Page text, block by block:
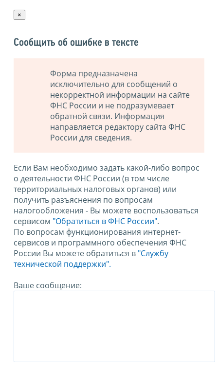
×
Сообщить об ошибке в тексте
Форма предназначена
исключительно для сообщений о
некорректной информации на сайте
ФНС России и не подразумевает
обратной связи. Информация
направляется редактору сайта ФНС
России для сведения.
Если Вам необходимо задать какой-либо вопрос
о деятельности ФНС России (в том числе
территориальных налоговых органов) или
получить разъяснения по вопросам
налогообложения - Вы можете воспользоваться
сервисом "Обратиться в ФНС России".
По вопросам функционирования интернет-
сервисов и программного обеспечения ФНС
России Вы можете обратиться в "Службу
технической поддержки".
Ваше сообщение: